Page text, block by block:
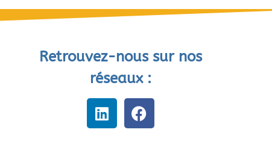
Retrouvez-nous sur nos
réseaux :